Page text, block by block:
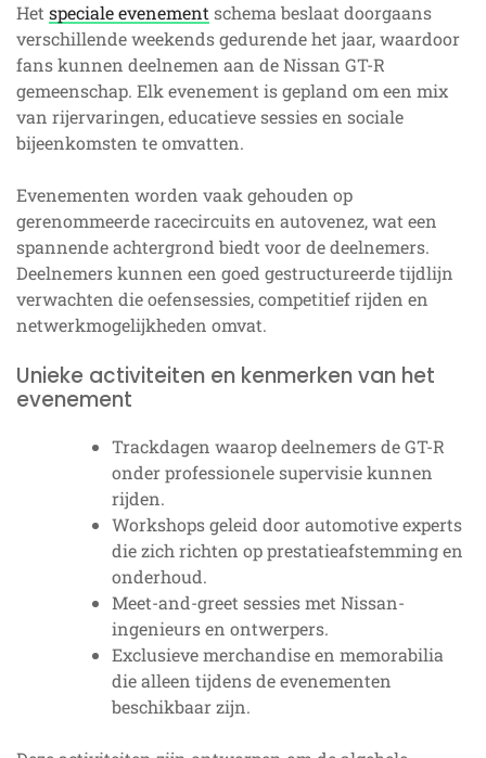
Hetspeciale evenementschema beslaat doorgaans
verschillende weekends gedurende het jaar, waardoor
fans kunnen deelnemen aan de Nissan GT-R
gemeenschap. Elk evenement is gepland om een mix
van rijervaringen, educatieve sessies en sociale
bijeenkomsten te omvatten.
Evenementen worden vaak gehouden op
gerenommeerde racecircuits en autovenez, wat een
spannende achtergrond biedt voor de deelnemers.
Deelnemers kunnen een goed gestructureerde tijdlijn
verwachten die oefensessies, competitief rijden en
netwerkmogelijkheden omvat.
Unieke activiteiten en kenmerken van het
evenement
Trackdagen waarop deelnemers de GT-R
onder professionele supervisie kunnen
rijden.
Workshops geleid door automotive experts
die zich richten op prestatieafstemming en
onderhoud.
Meet-and-greet sessies met Nissan-
ingenieurs en ontwerpers.
Exclusieve merchandise en memorabilia
die alleen tijdens de evenementen
beschikbaar zijn.